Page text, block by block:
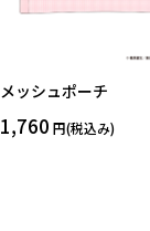
メッシュポーチ
1,760 円(税込み)